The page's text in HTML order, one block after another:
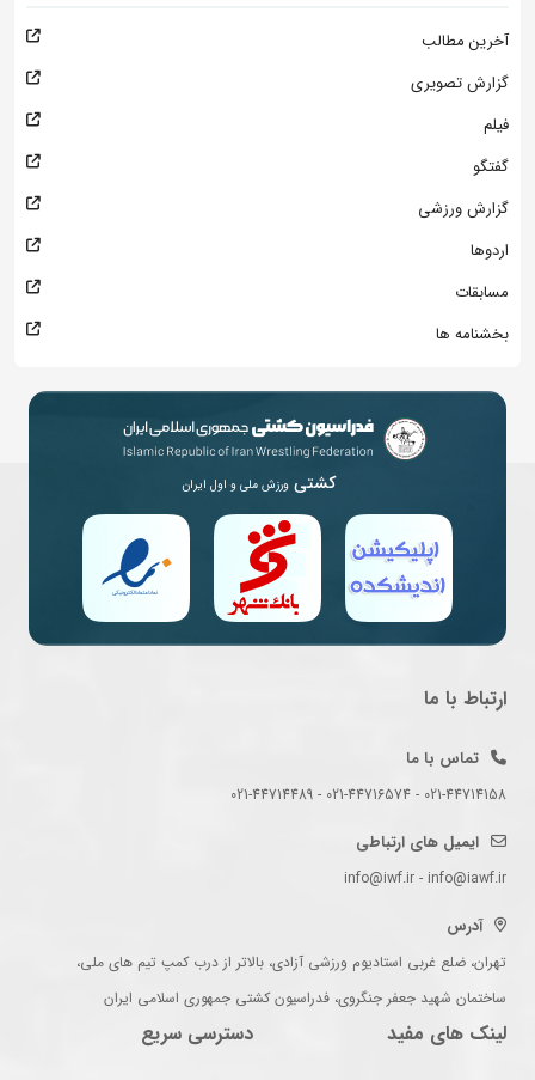
آخرین مطالب
گزارش تصویری
فیلم
گفتگو
گزارش ورزشی
اردوها
مسابقات
بخشنامه ها
کشتی ورزش ملی و اول ایران
ارتباط با ما
تماس با ما
021-44714158 - 021-44716574 - 021-44714489
ایمیل های ارتباطی
info@iwf.ir - info@iawf.ir
آدرس
تهران، ضلع غربی استادیوم ورزشی آزادی، بالاتر از درب کمپ تیم های ملی،
ساختمان شهید جعفر جنگروی، فدراسیون کشتی جمهوری اسلامی ایران
لینک های مفید دسترسی سریع